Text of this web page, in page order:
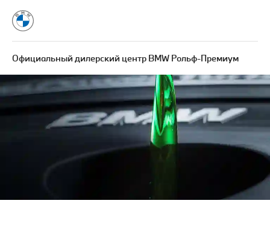
Официальный дилерский центр BMW Рольф-Премиум